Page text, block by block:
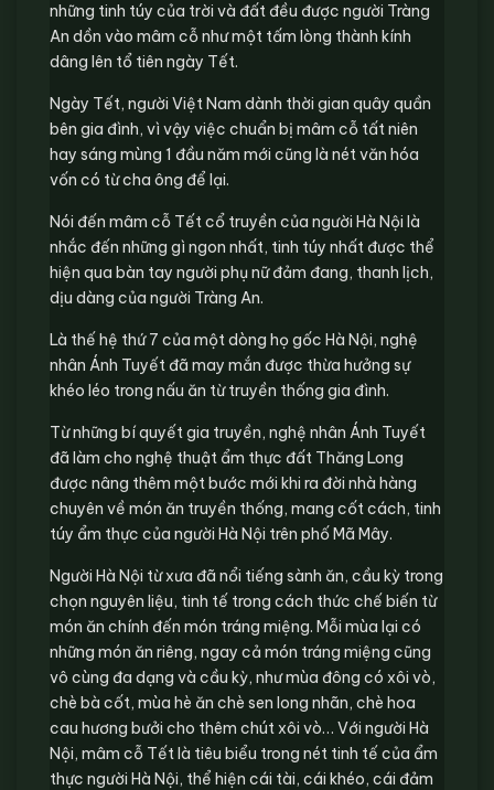
những tinh túy của trời và đất đều được người Tràng
An dồn vào mâm cỗ như một tấm lòng thành kính
dâng lên tổ tiên ngày Tết.
Ngày Tết, người Việt Nam dành thời gian quây quần
bên gia đình, vì vậy việc chuẩn bị mâm cỗ tất niên
hay sáng mùng 1 đầu năm mới cũng là nét văn hóa
vốn có từ cha ông để lại.
Nói đến mâm cỗ Tết cổ truyền của người Hà Nội là
nhắc đến những gì ngon nhất, tinh túy nhất được thể
hiện qua bàn tay người phụ nữ đảm đang, thanh lịch,
dịu dàng của người Tràng An.
Là thế hệ thứ 7 của một dòng họ gốc Hà Nội, nghệ
nhân Ánh Tuyết đã may mắn được thừa hưởng sự
khéo léo trong nấu ăn từ truyền thống gia đình.
Từ những bí quyết gia truyền, nghệ nhân Ánh Tuyết
đã làm cho nghệ thuật ẩm thực đất Thăng Long
được nâng thêm một bước mới khi ra đời nhà hàng
chuyên về món ăn truyền thống, mang cốt cách, tinh
túy ẩm thực của người Hà Nội trên phố Mã Mây.
Người Hà Nội từ xưa đã nổi tiếng sành ăn, cầu kỳ trong
chọn nguyên liệu, tinh tế trong cách thức chế biến từ
món ăn chính đến món tráng miệng. Mỗi mùa lại có
những món ăn riêng, ngay cả món tráng miệng cũng
vô cùng đa dạng và cầu kỳ, như mùa đông có xôi vò,
chè bà cốt, mùa hè ăn chè sen long nhãn, chè hoa
cau hương bưởi cho thêm chút xôi vò… Với người Hà
Nội, mâm cỗ Tết là tiêu biểu trong nét tinh tế của ẩm
thực người Hà Nội, thể hiện cái tài, cái khéo, cái đảm